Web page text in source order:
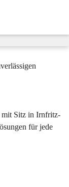
mit Sitz in Irnfritz-
für jede